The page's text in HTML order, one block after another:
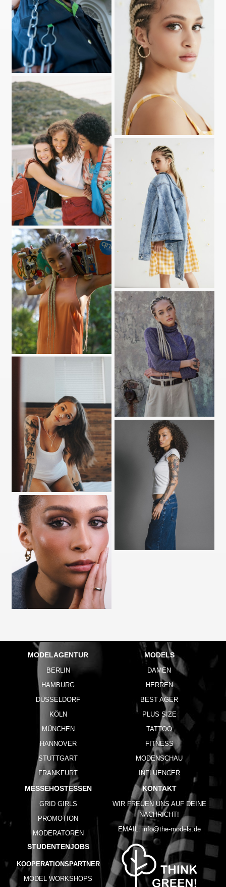
MODELAGENTUR
BERLIN
HAMBURG
DÜSSELDORF
KÖLN
MÜNCHEN
HANNOVER
STUTTGART
FRANKFURT
MODELS
DAMEN
HERREN
BEST AGER
PLUS SIZE
TATTOO
FITNESS
MODENSCHAU
INFLUENCER
MESSEHOSTESSEN
GRID GIRLS
PROMOTION
MODERATOREN
STUDENTENJOBS
KOOPERATIONSPARTNER
MODEL WORKSHOPS
KONTAKT
WIR FREUEN UNS AUF DEINE
NACHRICHT!
EMAIL: info@the-models.de